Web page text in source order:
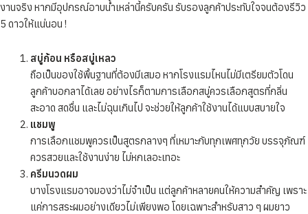
งานจริง หากมีอุปกรณ์อาบน้ำเหล่านี้ครับครัน รับรองลูกค้าประทับใจจนต้องรีวิว
5 ดาวให้แน่นอน !
สบู่ก้อน หรือสบู่เหลว
ถือเป็นของใช้พื้นฐานที่ต้องมีเสมอ หากโรงแรมไหนไม่มีเตรียมตัวโดน
ลูกค้าบอกลาได้เลย อย่างไรก็ตามการเลือกสบู่ควรเลือกสูตรที่กลิ่น
สะอาด สดชื่น และไม่ฉุนเกินไป จะช่วยให้ลูกค้าใช้งานได้แบบสบายใจ
แชมพู
การเลือกแชมพูควรเป็นสูตรกลางๆ ที่เหมาะกับทุกเพศทุกวัย บรรจุภัณฑ์
ควรสวยและใช้งานง่าย ไม่หกเลอะเทอะ
ครีมนวดผม
บางโรงแรมอาจมองว่าไม่จำเป็น แต่ลูกค้าหลายคนให้ความสำคัญ เพราะ
แค่การสระผมอย่างเดียวไม่เพียงพอ โดยเฉพาะสำหรับสาว ๆ ผมยาว